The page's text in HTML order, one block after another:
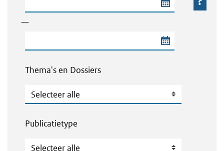
—
Thema's en Dossiers
Thema's en Dossiers
Publicatietype
Publicatietype